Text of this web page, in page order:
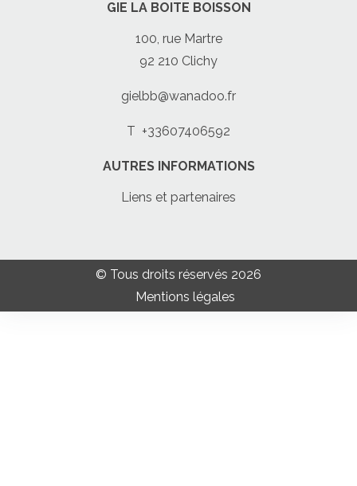
GIE LA BOITE BOISSON
100, rue Martre
92 210 Clichy
gielbb@wanadoo.fr
T +33607406592
AUTRES INFORMATIONS
Liens et partenaires
© Tous droits réservés 2026
Mentions légales